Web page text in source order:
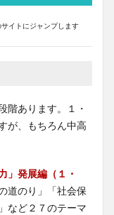
イトにジャンプします
階あります。１・
が、もちろん中高
発展編（１・
道のり」「社会保
など２７のテーマ